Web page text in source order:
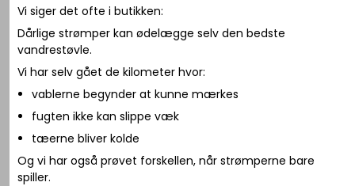
Vi siger det ofte i butikken:
Dårlige strømper kan ødelægge selv den bedste
vandrestøvle.
Vi har selv gået de kilometer hvor:
vablerne begynder at kunne mærkes
fugten ikke kan slippe væk
tæerne bliver kolde
Og vi har også prøvet forskellen, når strømperne bare
spiller.